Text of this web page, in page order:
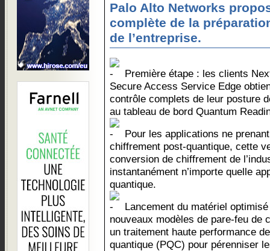
Palo Alto Networks
complète de la
de l’entreprise.
Première étape : les clients
Secure Access Service Edge
contrôle complets de leur posture
au tableau de bord Quantum
Pour les applications ne
chiffrement post-quantique, cette
conversion de chiffrement de
instantanément n’importe quelle
quantique.
Lancement du matériel
nouveaux modèles de pare-feu de
un traitement haute performance
quantique (PQC) pour pérenniser